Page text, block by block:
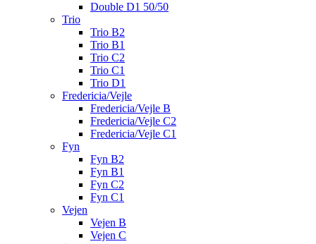
Double D1 50/50
Trio
Trio B2
Trio B1
Trio C2
Trio C1
Trio D1
Fredericia/Vejle
Fredericia/Vejle B
Fredericia/Vejle C2
Fredericia/Vejle C1
Fyn
Fyn B2
Fyn B1
Fyn C2
Fyn C1
Vejen
Vejen B
Vejen C